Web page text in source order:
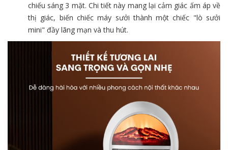
chiếu sáng 3 mặt. Chi tiết này mang lại cảm giác ấm áp về
thị giác, biến chiếc máy sưởi thành một chiếc "lò sưởi
mini" đầy lãng mạn và thu hút.